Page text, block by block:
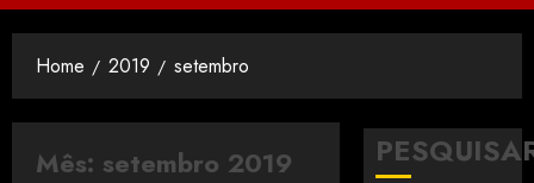
Home 2019 setembro
Mês: setembro 2019